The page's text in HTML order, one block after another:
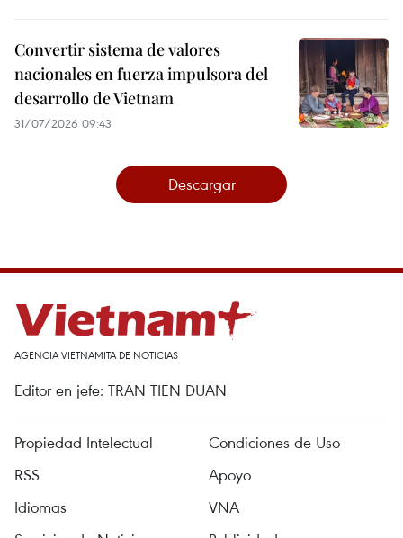
Convertir sistema de valores
nacionales en fuerza impulsora del
desarrollo de Vietnam
31/07/2026 09:43
Descargar
AGENCIA VIETNAMITA DE NOTICIAS
Editor en jefe: TRAN TIEN DUAN
Propiedad Intelectual
Condiciones de Uso
RSS
Apoyo
Idiomas
VNA